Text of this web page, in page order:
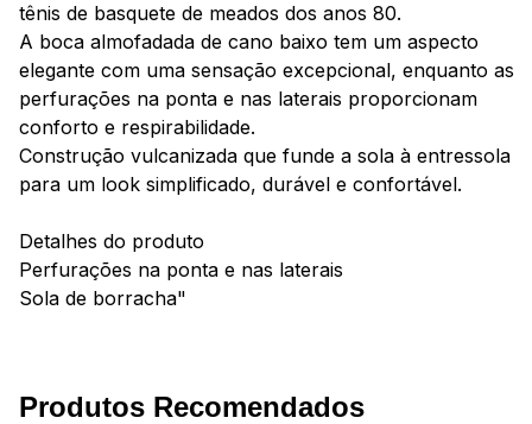
tênis de basquete de meados dos anos 80.
A boca almofadada de cano baixo tem um aspecto
elegante com uma sensação excepcional, enquanto as
perfurações na ponta e nas laterais proporcionam
conforto e respirabilidade.
Construção vulcanizada que funde a sola à entressola
para um look simplificado, durável e confortável.
Detalhes do produto
Perfurações na ponta e nas laterais
Sola de borracha"
Produtos Recomendados